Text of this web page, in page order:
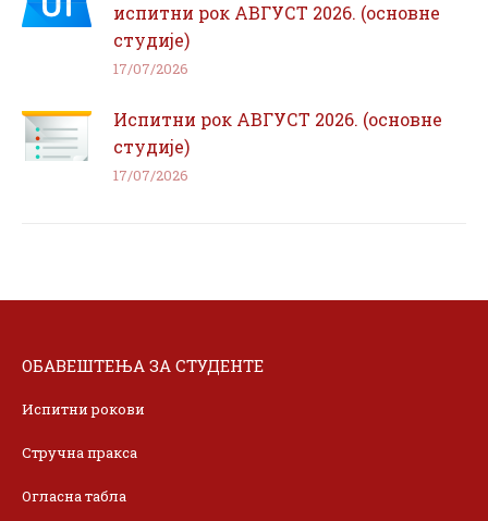
испитни рок АВГУСТ 2026. (основне
студије)
17/07/2026
Испитни рок АВГУСТ 2026. (основне
студије)
17/07/2026
ОБАВЕШТЕЊА ЗА СТУДЕНТЕ
Испитни рокови
Стручна пракса
Огласна табла